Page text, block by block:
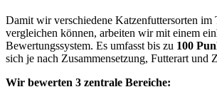
Damit wir verschiedene Katzenfuttersorten im
vergleichen können, arbeiten wir mit einem
Bewertungssystem. Es umfasst bis zu 100
sich je nach Zusammensetzung, Futterart und
Wir bewerten 3 zentrale Bereiche: